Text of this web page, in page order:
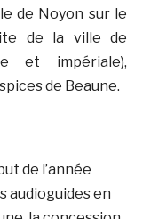
de Noyon sur le
de la ville de
et impériale),
de Beaune.
de l’année
audioguides en